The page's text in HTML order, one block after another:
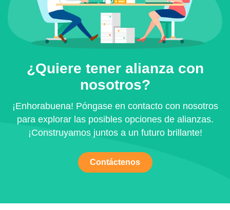
¿Quiere tener alianza con
nosotros?
¡Enhorabuena! Póngase en contacto con nosotros
para explorar las posibles opciones de alianzas.
¡Construyamos juntos a un futuro brillante!
Contáctenos